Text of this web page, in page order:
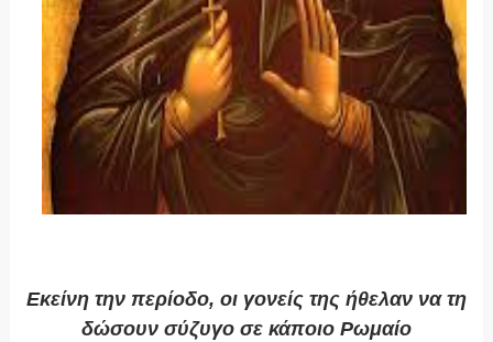
Εκείνη την περίοδο, οι γονείς της ήθελαν να τη
δώσουν σύζυγο σε κάποιο Ρωμαίο